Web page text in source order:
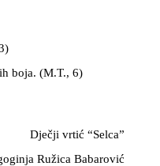
boja. (M.T., 6)
(T.B., 5)
Dječji vrtić “Selca”
Ružica Babarović